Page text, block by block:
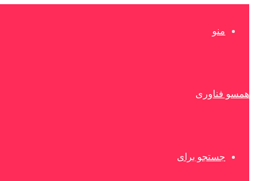
منو
همسو فناوری
جستجو برای